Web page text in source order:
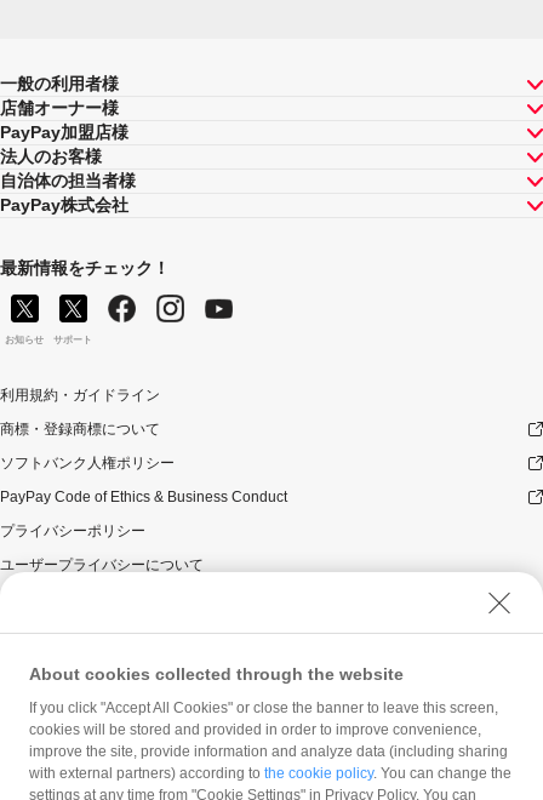
一般の利用者様
店舗オーナー様
PayPay加盟店様
法人のお客様
自治体の担当者様
PayPay株式会社
最新情報をチェック！
お知らせ サポート
利用規約・ガイドライン
商標・登録商標について
ソフトバンク人権ポリシー
PayPay Code of Ethics & Business Conduct
プライバシーポリシー
ユーザープライバシーについて
ウェブサイト利用規約
反社会的勢力に対する方針
勧誘方針
マネロン等基本方針
カスタマーハラスメントに関する当社の考え方
About cookies collected through the website
If you click "Accept All Cookies" or close the banner to leave this screen,
cookies will be stored and provided in order to improve convenience,
improve the site, provide information and analyze data (including sharing
with external partners) according to the cookie policy. You can change the
settings at any time from "Cookie Settings" in Privacy Policy. You can